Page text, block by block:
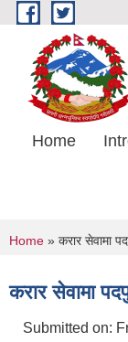
Skip to main content
Home
You are
Home » करार सेवामा
करार सेवामा
Submitted on: